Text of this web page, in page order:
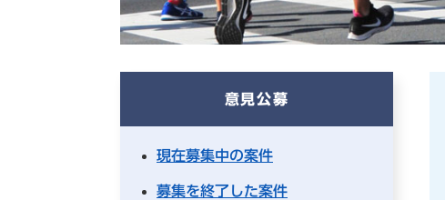
意見公募
現在募集中の案件
募集を終了した案件